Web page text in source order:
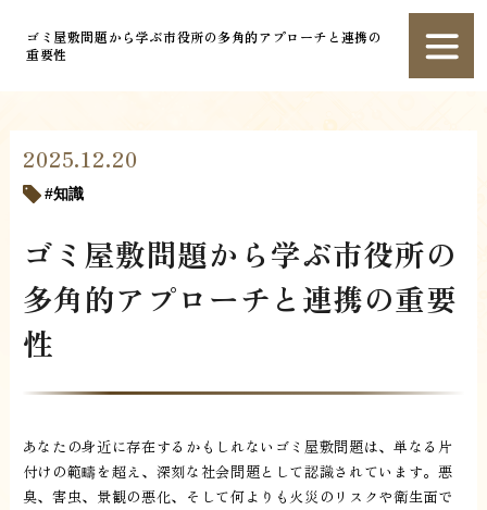
ゴミ屋敷問題から学ぶ市役所の多角的アプローチと連携の
重要性
2025.12.20
知識
ゴミ屋敷問題から学ぶ市役所の
多角的アプローチと連携の重要
性
あなたの身近に存在するかもしれないゴミ屋敷問題は、単なる片
付けの範疇を超え、深刻な社会問題として認識されています。悪
臭、害虫、景観の悪化、そして何よりも火災のリスクや衛生面で